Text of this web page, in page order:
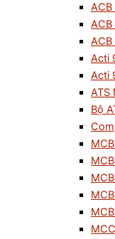
ACB
ACB
ACB
Acti
Acti
ATS
Bộ